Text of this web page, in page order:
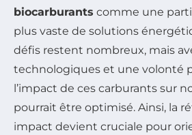
biocarburants comme une
plus vaste de solutions
défis restent nombreux, mais
technologiques et une volonté
l’impact de ces carburants sur
pourrait être optimisé. Ainsi, la
impact devient cruciale pour